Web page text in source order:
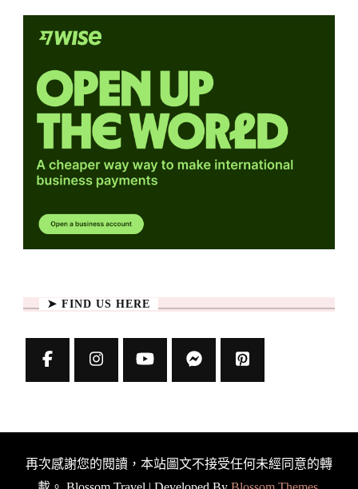
➤ FIND US HERE
再次感謝您的閱讀，本站圖文不接受任何未經同意的轉